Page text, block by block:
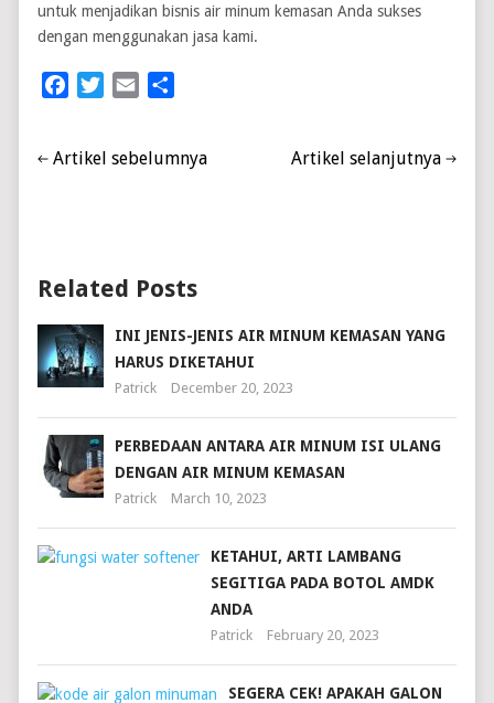
untuk menjadikan bisnis air minum kemasan Anda sukses
dengan menggunakan jasa kami.
FacebookTwitterEmail
Artikel sebelumnya Artikel selanjutnya
Related Posts
INI JENIS-JENIS AIR MINUM KEMASAN YANG
HARUS DIKETAHUI
Patrick December 20, 2023
PERBEDAAN ANTARA AIR MINUM ISI ULANG
DENGAN AIR MINUM KEMASAN
Patrick March 10, 2023
KETAHUI, ARTI LAMBANG
SEGITIGA PADA BOTOL AMDK
ANDA
Patrick February 20, 2023
SEGERA CEK! APAKAH GALON